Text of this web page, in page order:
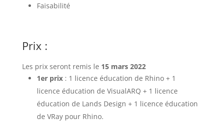
Faisabilité
Prix :
Les prix seront remis le 15 mars 2022
1er prix : 1 licence éducation de Rhino + 1
licence éducation de VisualARQ + 1 licence
éducation de Lands Design + 1 licence éducation
de VRay pour Rhino.